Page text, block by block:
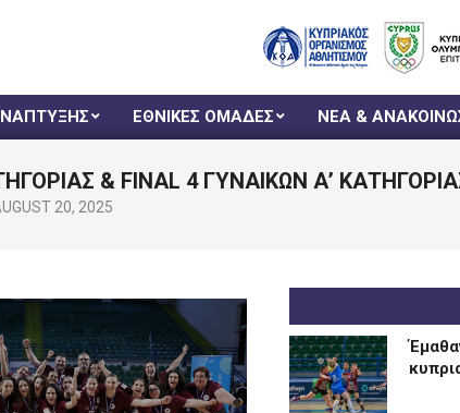
ΕΘΝΙΚΕΣ ΟΜΑΔΕΣ ΝΕΑ &
& FINAL 4 ΓΥΝΑΙΚΩΝ Α’
20, 2025